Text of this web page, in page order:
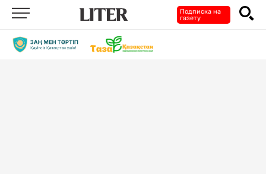
Подписка на
газету